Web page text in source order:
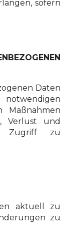
sofern
Daten
Maßnahmen
Verlust und
Zugriff zu
aktuell zu
zu